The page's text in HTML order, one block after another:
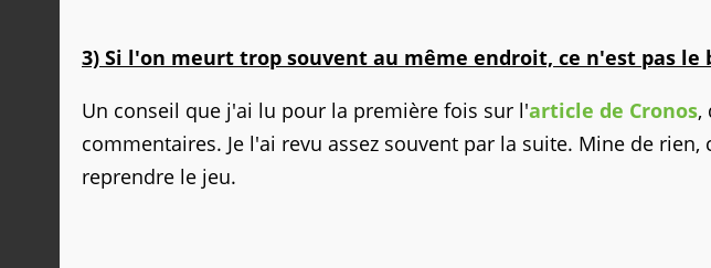
3) Si l'on meurt trop souvent au même endroit, ce n'est pas le
Un conseil que j'ai lu pour la première fois sur l'article de Cronos,
commentaires. Je l'ai revu assez souvent par la suite. Mine de
reprendre le jeu.